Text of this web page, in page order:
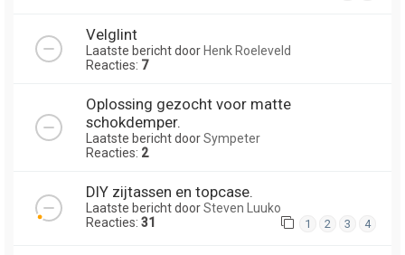
Velglint
Laatste bericht door Henk Roeleveld
Reacties: 7
Oplossing gezocht voor matte
schokdemper.
Laatste bericht doorSympeter
Reacties: 2
DIY zijtassen en topcase.
Laatste bericht doorSteven Luuko
Reacties: 31 1 2 3 4